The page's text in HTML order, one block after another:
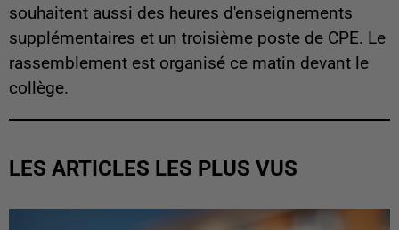
souhaitent aussi des heures d'enseignements
supplémentaires et un troisième poste de CPE. Le
rassemblement est organisé ce matin devant le
collège.
LES ARTICLES LES PLUS VUS